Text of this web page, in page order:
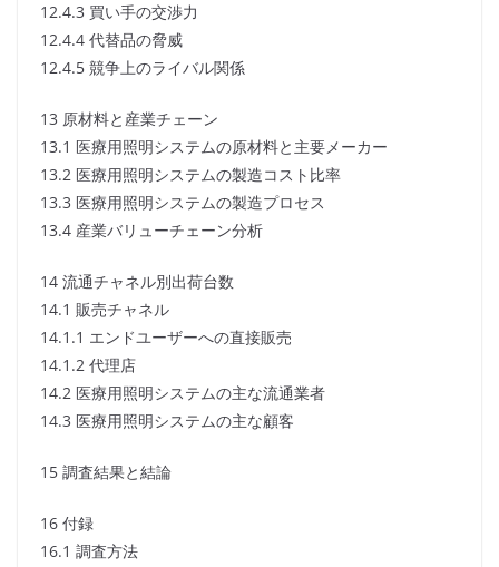
12.4.3 買い手の交渉力
12.4.4 代替品の脅威
12.4.5 競争上のライバル関係
13 原材料と産業チェーン
13.1 医療用照明システムの原材料と主要メーカー
13.2 医療用照明システムの製造コスト比率
13.3 医療用照明システムの製造プロセス
13.4 産業バリューチェーン分析
14 流通チャネル別出荷台数
14.1 販売チャネル
14.1.1 エンドユーザーへの直接販売
14.1.2 代理店
14.2 医療用照明システムの主な流通業者
14.3 医療用照明システムの主な顧客
15 調査結果と結論
16 付録
16.1 調査方法